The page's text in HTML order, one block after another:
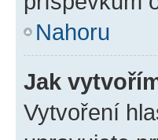
Nahoru
Jak
Vytvoření